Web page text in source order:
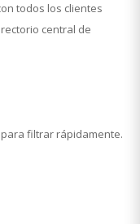
todos los clientes
central de
filtrar rápidamente.